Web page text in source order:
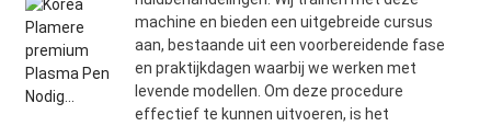
machine en bieden een uitgebreide cursus
aan, bestaande uit een voorbereidende fase
en praktijkdagen waarbij we werken met
levende modellen. Om deze procedure
effectief te kunnen uitvoeren, is het